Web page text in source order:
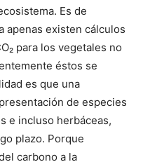
Es de
apenas existen cálculos
para los vegetales no
éstos se
es que una
de especies
e incluso herbáceas,
plazo. Porque
carbono a la